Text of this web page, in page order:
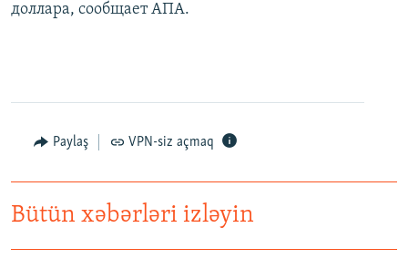
доллара, сообщает АПА.
Paylaş VPN-siz açmaq
Bütün xəbərləri izləyin